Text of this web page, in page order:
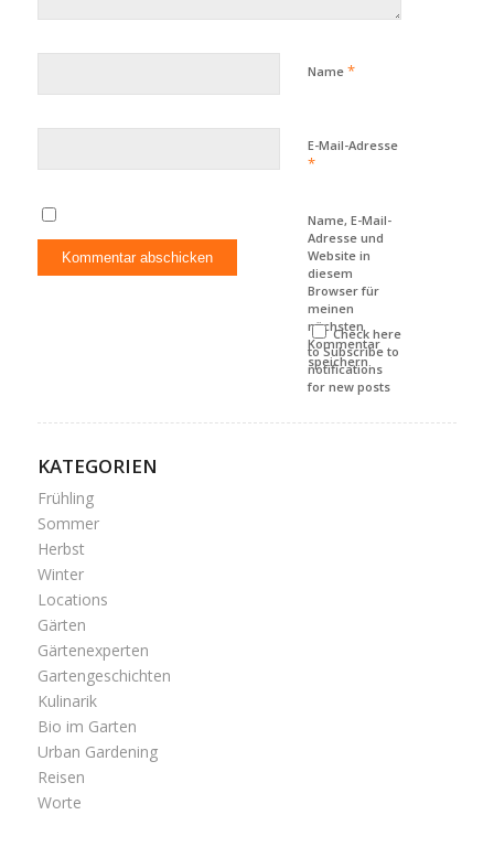
Name *
E-Mail-Adresse
*
Name, E-Mail-
Adresse und
Website in
diesem
Browser für
meinen
nächsten
Kommentar
speichern.
Check here
to Subscribe to
notifications
for new posts
KATEGORIEN
Frühling
Sommer
Herbst
Winter
Locations
Gärten
Gärtenexperten
Gartengeschichten
Kulinarik
Bio im Garten
Urban Gardening
Reisen
Worte